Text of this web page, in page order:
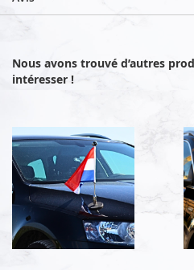
Nous avons trouvé d’autres
intéresser !